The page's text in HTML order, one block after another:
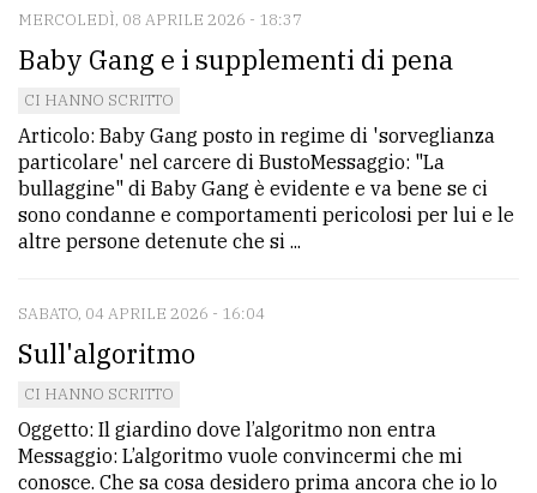
MERCOLEDÌ, 08 APRILE 2026 - 18:37
Baby Gang e i supplementi di pena
CI HANNO SCRITTO
Articolo: Baby Gang posto in regime di 'sorveglianza
particolare' nel carcere di BustoMessaggio: "La
bullaggine" di Baby Gang è evidente e va bene se ci
sono condanne e comportamenti pericolosi per lui e le
altre persone detenute che si ...
SABATO, 04 APRILE 2026 - 16:04
Sull'algoritmo
CI HANNO SCRITTO
Oggetto: Il giardino dove l’algoritmo non entra
Messaggio: L’algoritmo vuole convincermi che mi
conosce. Che sa cosa desidero prima ancora che io lo